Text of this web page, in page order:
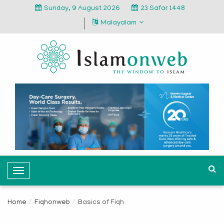
Sunday, 9 August 2026
23 Safar 1448
Malayalam
T
o
Home Fiqhonweb Basics of Fiqh